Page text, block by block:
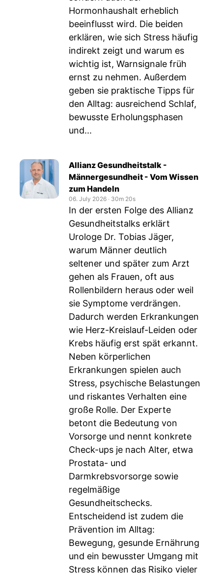
Hormonhaushalt erheblich
beeinflusst wird. Die beiden
erklären, wie sich Stress häufig
indirekt zeigt und warum es
wichtig ist, Warnsignale früh
ernst zu nehmen. Außerdem
geben sie praktische Tipps für
den Alltag: ausreichend Schlaf,
bewusste Erholungsphasen
und...
Allianz Gesundheitstalk -
Männergesundheit - Vom Wissen
zum Handeln
06. July 2026 ‧ 30m 20s
In der ersten Folge des Allianz
Gesundheitstalks erklärt
Urologe Dr. Tobias Jäger,
warum Männer deutlich
seltener und später zum Arzt
gehen als Frauen, oft aus
Rollenbildern heraus oder weil
sie Symptome verdrängen.
Dadurch werden Erkrankungen
wie Herz-Kreislauf-Leiden oder
Krebs häufig erst spät erkannt.
Neben körperlichen
Erkrankungen spielen auch
Stress, psychische Belastungen
und riskantes Verhalten eine
große Rolle. Der Experte
betont die Bedeutung von
Vorsorge und nennt konkrete
Check-ups je nach Alter, etwa
Prostata- und
Darmkrebsvorsorge sowie
regelmäßige
Gesundheitschecks.
Entscheidend ist zudem die
Prävention im Alltag:
Bewegung, gesunde Ernährung
und ein bewusster Umgang mit
Stress können das Risiko vieler